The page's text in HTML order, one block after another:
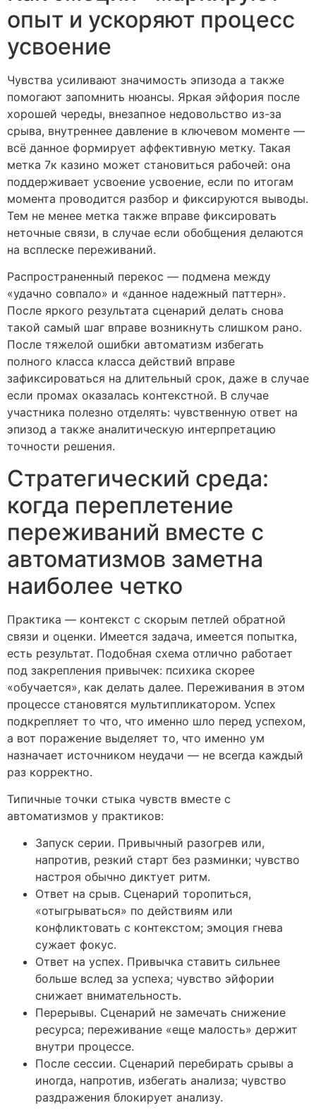
опыт и ускоряют процесс
усвоение
Чувства усиливают значимость эпизода а также
помогают запомнить нюансы. Яркая эйфория после
хорошей череды, внезапное недовольство из-за
срыва, внутреннее давление в ключевом моменте —
всё данное формирует аффективную метку. Такая
метка 7к казино может становиться рабочей: она
поддерживает усвоение усвоение, если по итогам
момента проводится разбор и фиксируются выводы.
Тем не менее метка также вправе фиксировать
неточные связи, в случае если обобщения делаются
на всплеске переживаний.
Распространенный перекос — подмена между
«удачно совпало» и «данное надежный паттерн».
После яркого результата сценарий делать снова
такой самый шаг вправе возникнуть слишком рано.
После тяжелой ошибки автоматизм избегать
полного класса класса действий вправе
зафиксироваться на длительный срок, даже в случае
если промах оказалась контекстной. В случае
участника полезно отделять: чувственную ответ на
эпизод а также аналитическую интерпретацию
точности решения.
Стратегический среда:
когда переплетение
переживаний вместе с
автоматизмов заметна
наиболее четко
Практика — контекст с скорым петлей обратной
связи и оценки. Имеется задача, имеется попытка,
есть результат. Подобная схема отлично работает
под закрепления привычек: психика скорее
«обучается», как делать далее. Переживания в этом
процессе становятся мультипликатором. Успех
подкрепляет то что, что именно шло перед успехом,
а вот поражение выделяет то, что именно ум
назначает источником неудачи — не всегда каждый
раз корректно.
Типичные точки стыка чувств вместе с
автоматизмов у практиков:
Запуск серии. Привычный разогрев или,
напротив, резкий старт без разминки; чувство
настроя обычно диктует ритм.
Ответ на срыв. Сценарий торопиться,
«отыгрываться» по действиям или
конфликтовать с контекстом; эмоция гнева
сужает фокус.
Ответ на успех. Привычка ставить сильнее
больше вслед за успеха; чувство эйфории
снижает внимательность.
Перерывы. Сценарий не замечать снижение
ресурса; переживание «еще малость» держит
внутри процессе.
После сессии. Сценарий перебирать срывы а
иногда, напротив, избегать анализа; чувство
раздражения блокирует анализу.